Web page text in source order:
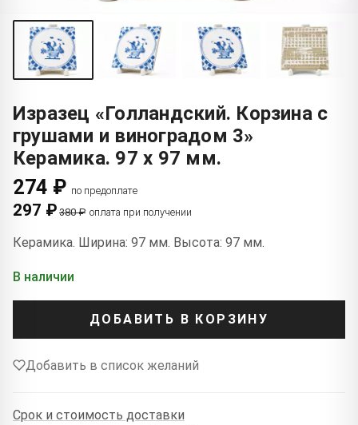
Изразец «Голландский. Корзина с
грушами и виноградом 3»
Керамика. 97 x 97 мм.
274 ₽ по предоплате
297 ₽ 380 ₽ оплата при получении
Керамика. Ширина: 97 мм. Высота: 97 мм.
В наличии
ДОБАВИТЬ В КОРЗИНУ
Добавить в список желаний
Срок и стоимость доставки